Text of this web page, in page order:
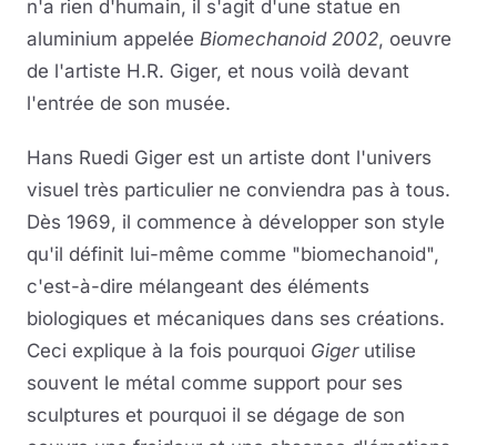
n'a rien d'humain, il s'agit d'une statue en
aluminium appelée Biomechanoid 2002, oeuvre
de l'artiste H.R. Giger, et nous voilà devant
l'entrée de son musée.
Hans Ruedi Giger est un artiste dont l'univers
visuel très particulier ne conviendra pas à tous.
Dès 1969, il commence à développer son style
qu'il définit lui-même comme "biomechanoid",
c'est-à-dire mélangeant des éléments
biologiques et mécaniques dans ses créations.
Ceci explique à la fois pourquoi Gigerutilise
souvent le métal comme support pour ses
sculptures et pourquoi il se dégage de son